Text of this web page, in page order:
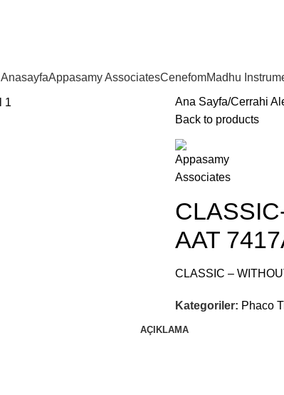
AnasayfaAppasamy AssociatesCenefomMadhu
Ana Sayfa Cerrahi
Back to products
AAT
CLASSIC –
Kategoriler: Phaco
AÇIKLAMA